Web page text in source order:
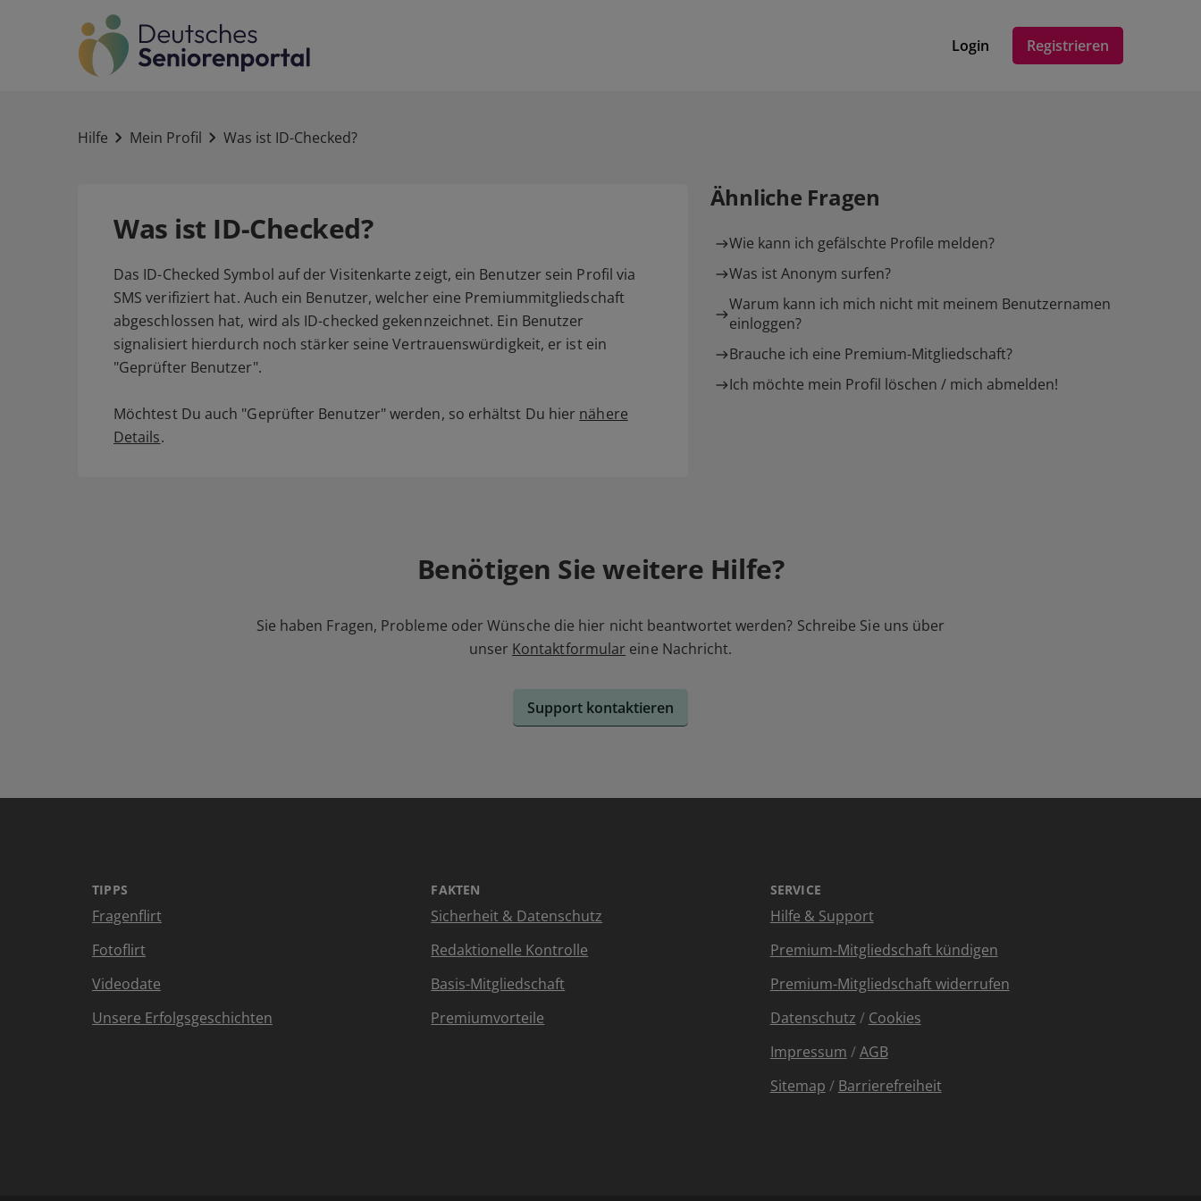
Login Registrieren
Hilfe Mein Profil Was ist ID-Checked?
Was ist ID-Checked?
Das ID-Checked Symbol auf der Visitenkarte zeigt, ein Benutzer sein Profil via
SMS verifiziert hat. Auch ein Benutzer, welcher eine Premiummitgliedschaft
abgeschlossen hat, wird als ID-checked gekennzeichnet. Ein Benutzer
signalisiert hierdurch noch stärker seine Vertrauenswürdigkeit, er ist ein
"Geprüfter Benutzer".
Möchtest Du auch "Geprüfter Benutzer" werden, so erhältst Du hier nähere
Details.
Ähnliche Fragen
Wie kann ich gefälschte Profile melden?
Was ist Anonym surfen?
Warum kann ich mich nicht mit meinem Benutzernamen
einloggen?
Brauche ich eine Premium-Mitgliedschaft?
Ich möchte mein Profil löschen / mich abmelden!
Benötigen Sie weitere Hilfe?
Sie haben Fragen, Probleme oder Wünsche die hier nicht beantwortet werden? Schreibe Sie uns über
unser Kontaktformular eine Nachricht.
Support kontaktieren
TIPPS
Fragenflirt
Fotoflirt
Videodate
Unsere Erfolgsgeschichten
FAKTEN
Sicherheit & Datenschutz
Redaktionelle Kontrolle
Basis-Mitgliedschaft
Premiumvorteile
SERVICE
Hilfe & Support
Premium-Mitgliedschaft kündigen
Premium-Mitgliedschaft widerrufen
Datenschutz / Cookies
Impressum /AGB
Sitemap / Barrierefreiheit